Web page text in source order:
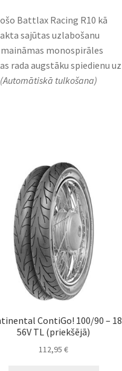
Battlax Racing R10 kā
sajūtas uzlabošanu
monospirāles
rada augstāku spiedienu uz
(Automātiskā tulkošana)
ContiGo! 100/90 – 18
56V TL (priekšējā)
112,95€